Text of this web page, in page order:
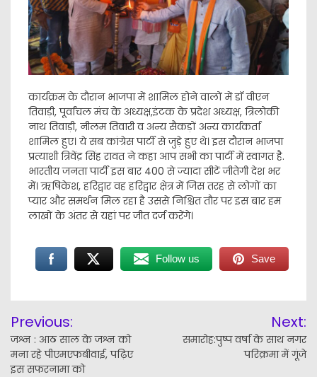
कार्यक्रम के दौरान भाजपा में शामिल होने वालों में डॉ वीएन
तिवाड़ी, पूर्वांचल मंच के अध्यक्ष,इंटक के प्रदेश अध्यक्ष, त्रिलोकी
नाथ तिवाड़ी, नीलम तिवारी व अन्य सैकड़ों अन्य कार्यकर्ता
शामिल हुए। ये सब कांग्रेस पार्टी से जुड़े हुए थे। इस दौरान भाजपा
प्रत्याशी त्रिवेंद्र सिंह रावत ने कहा आप सभी का पार्टी में स्वागत है.
भारतीय जनता पार्टी इस बार 400 से ज्यादा सीटें जीतेगी देश भर
में। ऋषिकेश, हरिद्वार वह हरिद्वार क्षेत्र में जिस तरह से लोगों का
प्यार और समर्थन मिल रहा है उससे निश्चित तौर पर इस बार हम
लाखों के अंतर से यहां पर जीत दर्ज करेंगे।
Follow us Save
navigation
Previous:
जश्न : आठ साल के जश्न को
मना रहे पीएमएफबीवाई, पढ़िए
इस सफरनामा को
Next:
समारोह:पुष्प वर्षा के साथ नगर
परिक्रमा में गूंजे